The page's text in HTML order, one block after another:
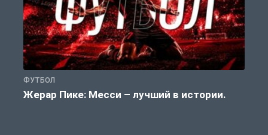
ФУТБОЛ
Жерар Пике: Месси – лучший в истории.